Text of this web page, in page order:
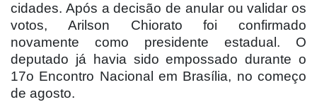
cidades. Após a decisão de anular ou validar os
votos, Arilson Chiorato foi confirmado
novamente como presidente estadual. O
deputado já havia sido empossado durante o
17o Encontro Nacional em Brasília, no começo
de agosto.